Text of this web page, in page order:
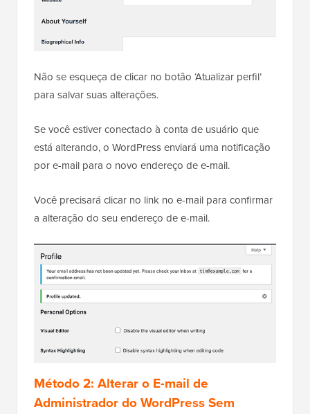
Não se esqueça de clicar no botão ‘Atualizar perfil’
para salvar suas alterações.
Se você estiver conectado à conta de usuário que
está alterando, o WordPress enviará uma notificação
por e-mail para o novo endereço de e-mail.
Você precisará clicar no link no e-mail para confirmar
a alteração do seu endereço de e-mail.
Método 2: Alterar o E-mail de
Administrador do WordPress Sem